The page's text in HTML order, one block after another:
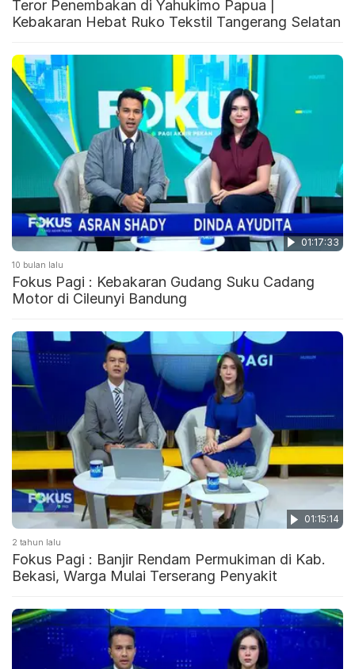
Teror Penembakan di Yahukimo Papua |
Kebakaran Hebat Ruko Tekstil Tangerang Selatan
01:17:33
10 bulan lalu
Fokus Pagi : Kebakaran Gudang Suku Cadang
Motor di Cileunyi Bandung
01:15:14
2 tahun lalu
Fokus Pagi : Banjir Rendam Permukiman di Kab.
Bekasi, Warga Mulai Terserang Penyakit